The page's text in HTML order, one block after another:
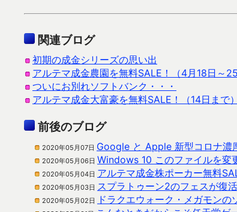
関連ブログ
初期の成金シリーズの思い出
アルテマ成金農園を無料SALE！（4月18日～25
ついにお別れソフトバンク・・・
アルテマ成金大富豪を無料SALE！（14日まで）
前後のブログ
2020年05月07日 Google と Apple 新型コロナ濃
2020年05月06日 Windows 10 このファイルを変
2020年05月04日 アルテマ成金株ポーカー無料
2020年05月03日 スプラトゥーン2のフェスが復
2020年05月02日 ドラクエウォーク・メガモンの